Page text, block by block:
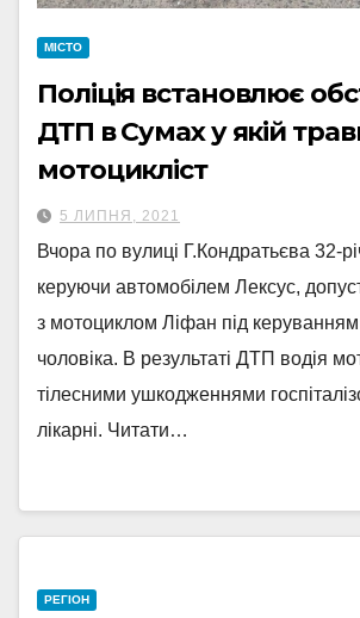
МІСТО
Поліція встановлює
ДТП в Сумах у якій
мотоцикліст
5 ЛИПНЯ, 2021
Вчора по вулиці Г.Кондратьєва 32-
керуючи автомобілем Лексус,
з мотоциклом Ліфан під керуванням
чоловіка. В результаті ДТП водія
тілесними ушкодженнями
лікарні. Читати…
РЕГІОН